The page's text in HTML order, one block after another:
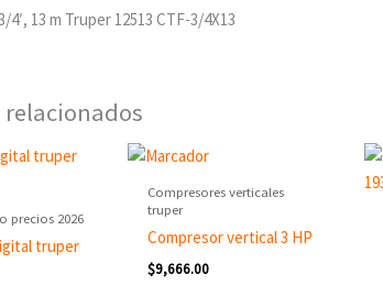
13 m Truper 12513 CTF-3/4X13
precios 2026
truper
Compresores verticales
truper
Compresor vertical 3 HP
$9,666.00